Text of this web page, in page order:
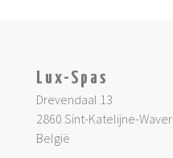
Lux-Spas
Drevendaal 13
2860 Sint-Katelijne-Waver
België